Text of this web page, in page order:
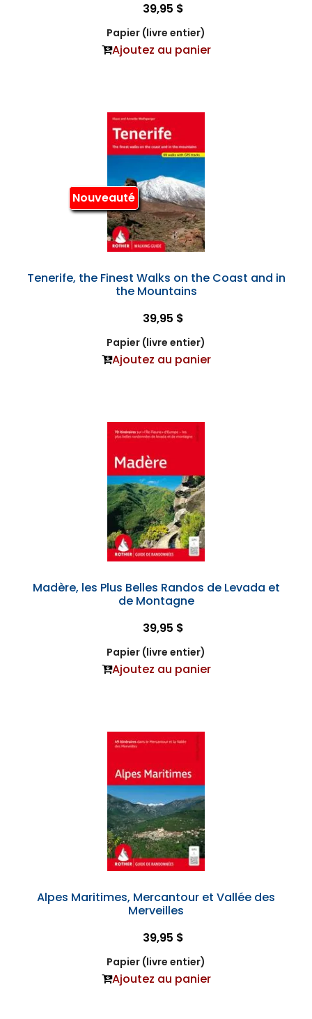
39,95 $
Papier (livre entier)
Ajoutez au panier
Nouveauté
Tenerife, the Finest Walks on the Coast and in
the Mountains
39,95 $
Papier (livre entier)
Ajoutez au panier
Madère, les Plus Belles Randos de Levada et
de Montagne
39,95 $
Papier (livre entier)
Ajoutez au panier
Alpes Maritimes, Mercantour et Vallée des
Merveilles
39,95 $
Papier (livre entier)
Ajoutez au panier